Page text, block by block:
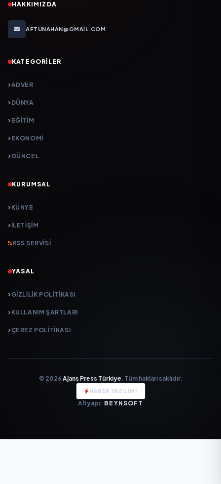
HAKKIMIZDA
AFTUNAHAN@GMAIL.COM
KATEGORILER
ADVER
DÜNYA
EĞİTİM
EKONOMİ
GÜNCEL
KURUMSAL
KÜNYE
İLETIŞIM
RSS SERVISI
YASAL
GIZLILIK POLITIKASI
KULLANIM ŞARTLARI
ÇEREZ POLITIKASI
© 2026 Ajans Press Türkiye. Tüm hakları saklıdır.
HABER YAZILIMI
Altyapı: BEYNSOFT